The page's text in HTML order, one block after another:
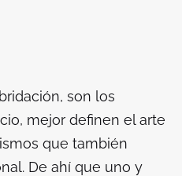
son los
mejor definen el arte
que también
De ahí que uno y